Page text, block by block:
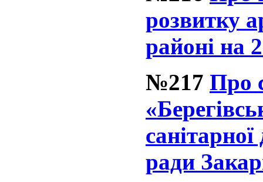
розвитку
районі на
№217 Про
ради